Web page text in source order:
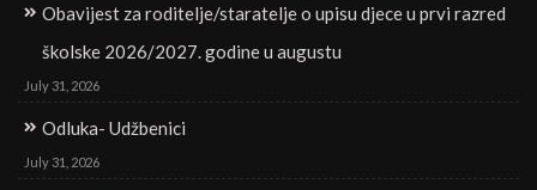
Obavijest za roditelje/staratelje o upisu djece u prvi razred
školske 2026/2027. godine u augustu
July 31, 2026
Odluka- Udžbenici
July 31, 2026